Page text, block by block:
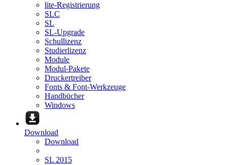
lite-Registrierung
SLC
SL
SL-Upgrade
Schullizenz
Studierlizenz
Module
Modul-Pakete
Druckertreiber
Fonts & Font-Werkzeuge
Handbücher
Windows
Download
Download
SL 2015